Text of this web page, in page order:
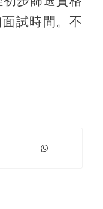
試時間。不